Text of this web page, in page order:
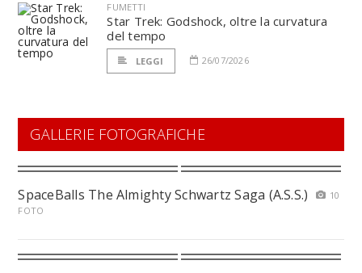
FUMETTI
Star Trek: Godshock, oltre la curvatura
del tempo
LEGGI 26/07/2026
GALLERIE FOTOGRAFICHE
SpaceBalls The Almighty Schwartz Saga (A.S.S.)
10
FOTO